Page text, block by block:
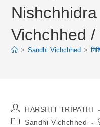
Vichchhed /
> Sandhi Vichchhed >
Post
Author:
HARSHIT TRIPATHI
PostSandhi Vichchhed